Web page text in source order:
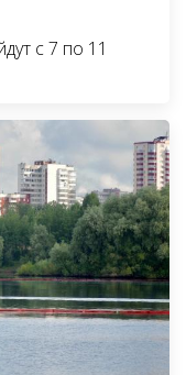
с 7 по 11